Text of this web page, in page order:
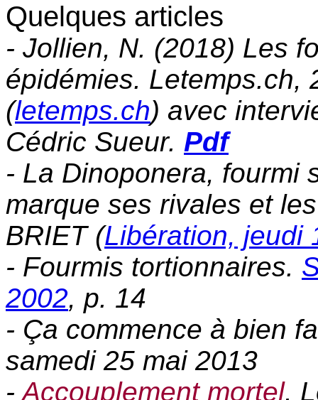
Quelques articles
- Jollien, N. (2018) Les
épidémies. Letemps.ch,
(letemps.ch) avec
Cédric Sueur. Pdf
- La Dinoponera, fourmi
marque ses rivales et
BRIET (Libération, jeudi
- Fourmis tortionnaires.
2002, p. 14
- Ça commence à bien
samedi 25 mai 2013
-Accouplement mortel.